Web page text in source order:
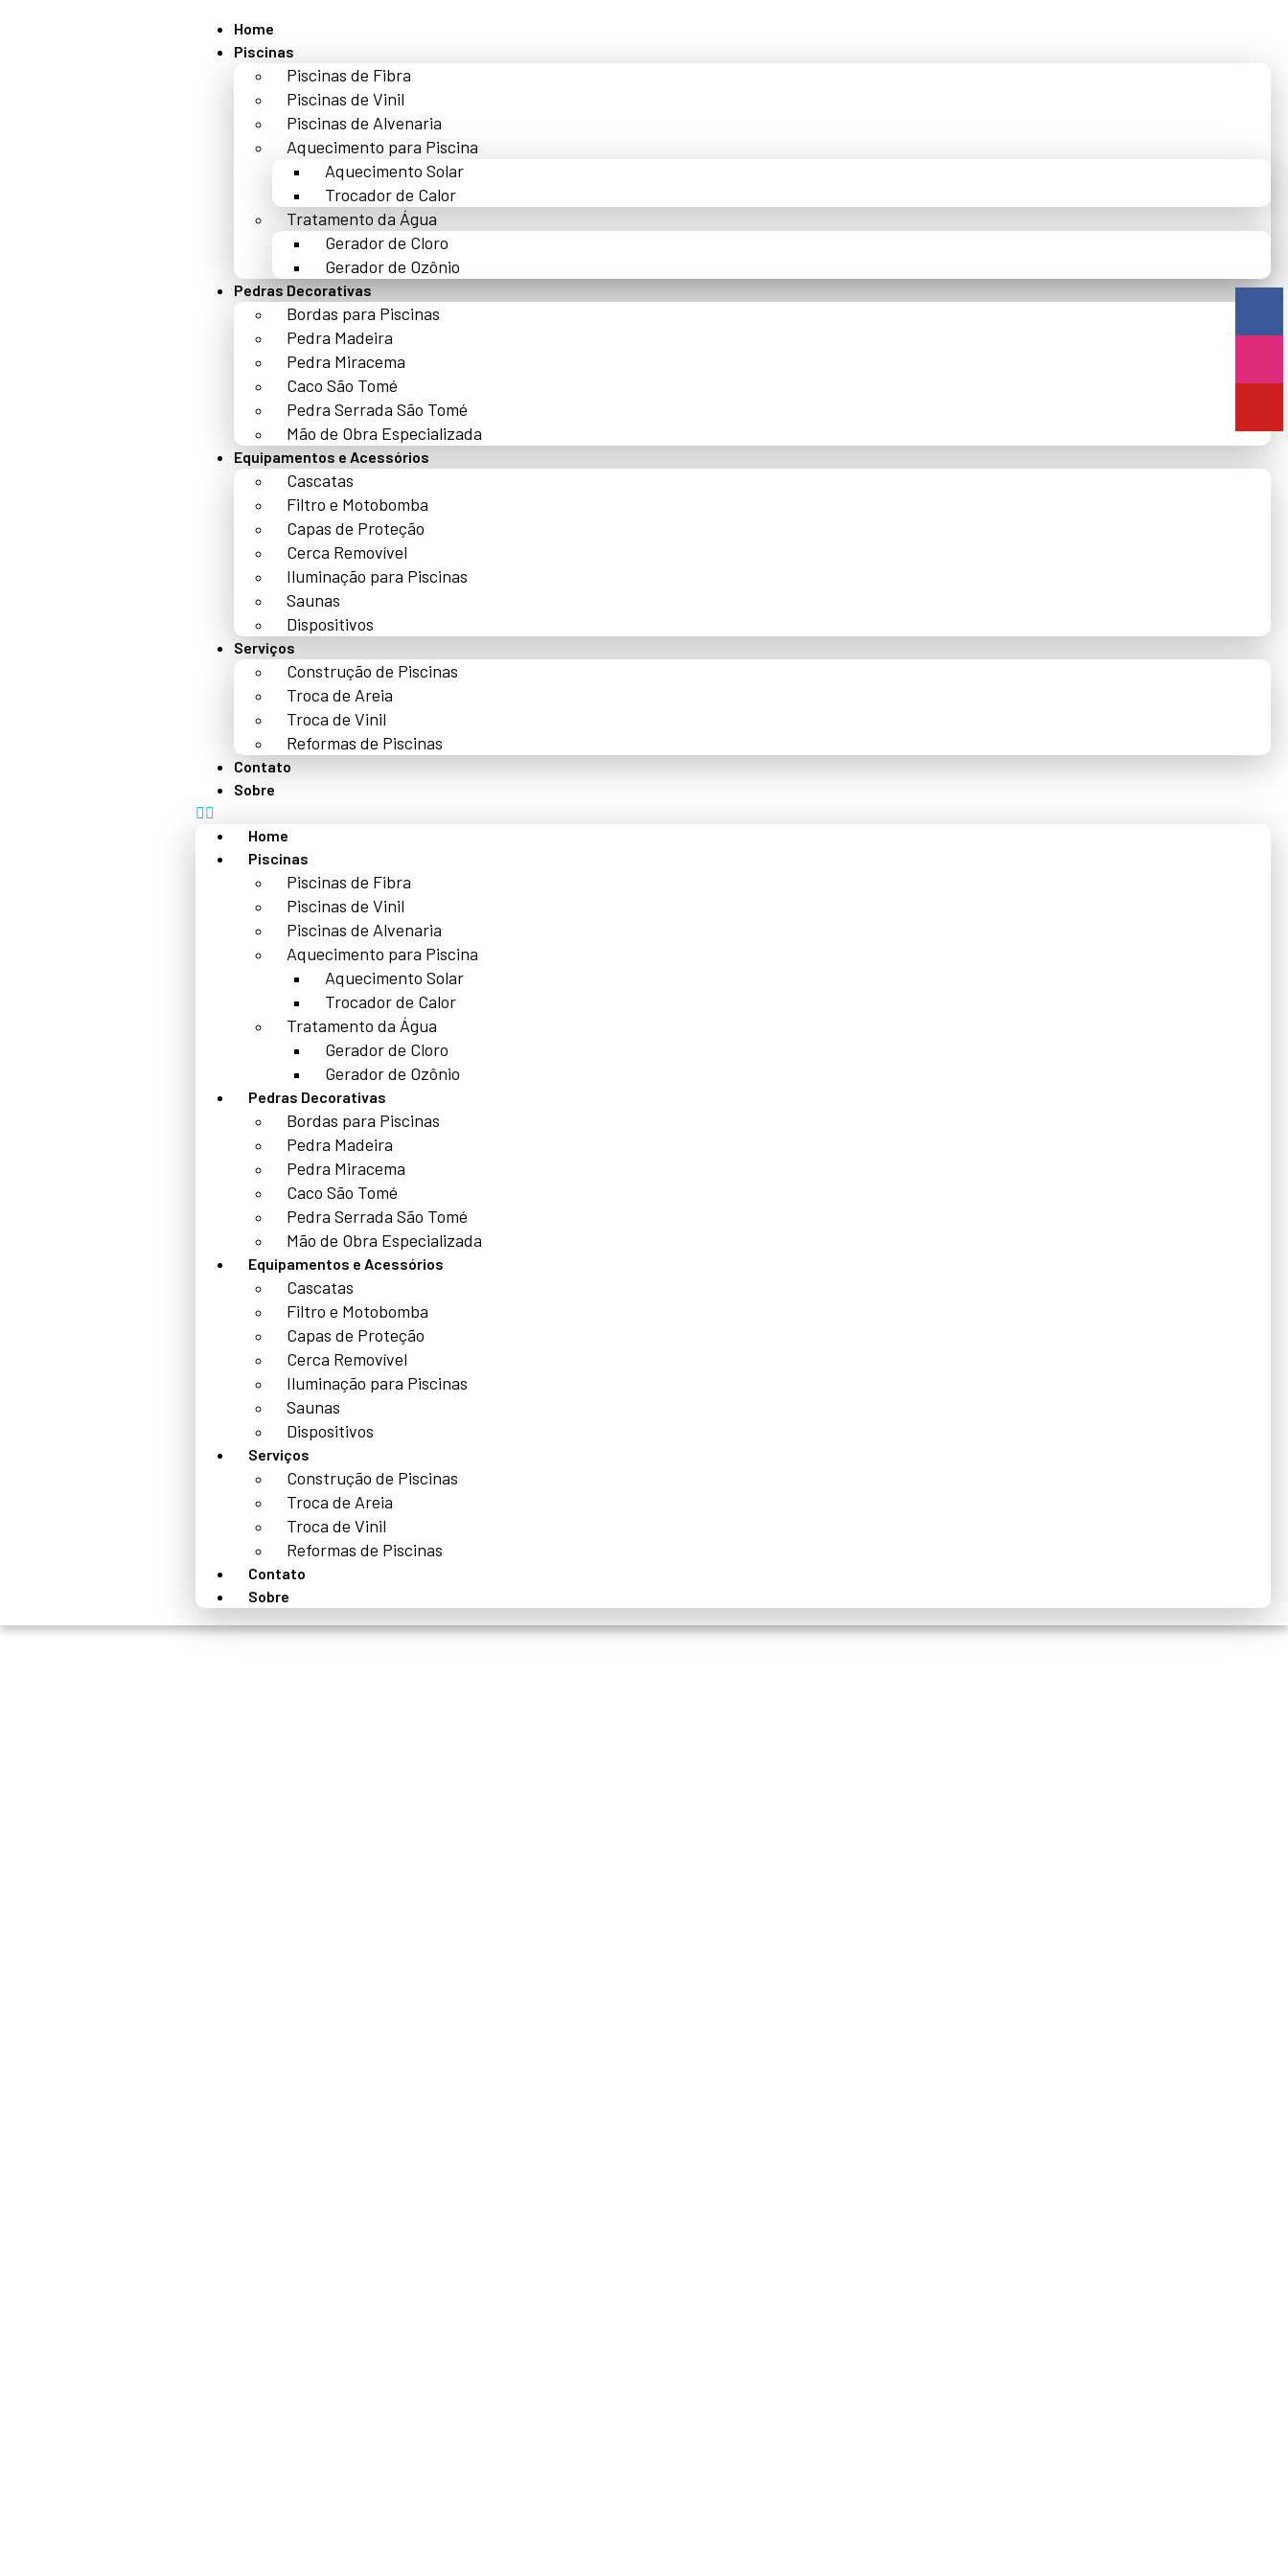
Home
Piscinas
Piscinas de Fibra
Piscinas de Vinil
Piscinas de Alvenaria
Aquecimento para Piscina
Aquecimento Solar
Trocador de Calor
Tratamento da Água
Gerador de Cloro
Gerador de Ozônio
Pedras Decorativas
Bordas para Piscinas
Pedra Madeira
Pedra Miracema
Caco São Tomé
Pedra Serrada São Tomé
Mão de Obra Especializada
Equipamentos e Acessórios
Cascatas
Filtro e Motobomba
Capas de Proteção
Cerca Removível
Iluminação para Piscinas
Saunas
Dispositivos
Serviços
Construção de Piscinas
Troca de Areia
Troca de Vinil
Reformas de Piscinas
Contato
Sobre
Home
Piscinas
Piscinas de Fibra
Piscinas de Vinil
Piscinas de Alvenaria
Aquecimento para Piscina
Aquecimento Solar
Trocador de Calor
Tratamento da Água
Gerador de Cloro
Gerador de Ozônio
Pedras Decorativas
Bordas para Piscinas
Pedra Madeira
Pedra Miracema
Caco São Tomé
Pedra Serrada São Tomé
Mão de Obra Especializada
Equipamentos e Acessórios
Cascatas
Filtro e Motobomba
Capas de Proteção
Cerca Removível
Iluminação para Piscinas
Saunas
Dispositivos
Serviços
Construção de Piscinas
Troca de Areia
Troca de Vinil
Reformas de Piscinas
Contato
Sobre